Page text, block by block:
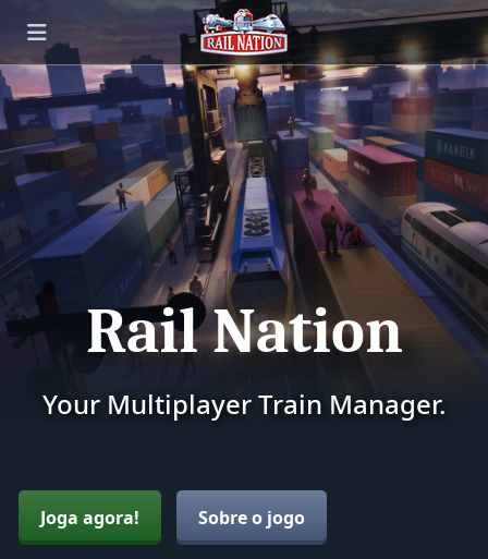
Rail Nation
Your Multiplayer Train Manager.
Joga agora! Sobre o jogo